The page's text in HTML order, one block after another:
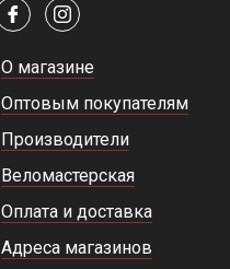
О магазине
Оптовым покупателям
Производители
Веломастерская
Оплата и доставка
Адреса магазинов